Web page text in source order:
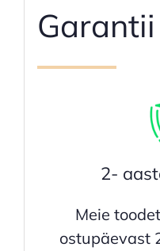
Garantii
2-
Meie
ostupäevast